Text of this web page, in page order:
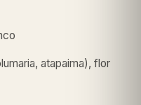
atapaima), flor